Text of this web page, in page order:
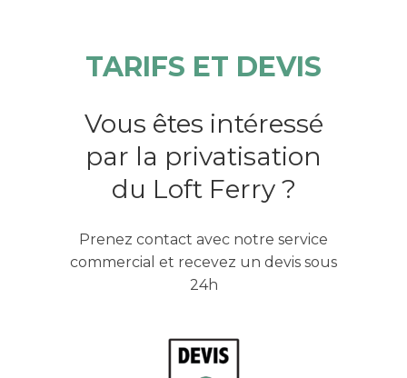
TARIFS ET DEVIS
Vous êtes intéressé
par la privatisation
du Loft Ferry ?
Prenez contact avec notre service
commercial et recevez un devis sous
24h